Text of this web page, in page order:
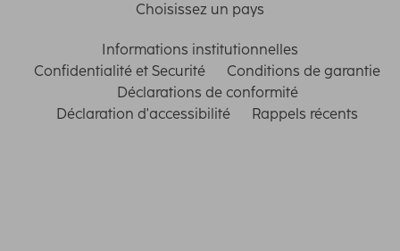
Choisissez un pays
Informations institutionnelles
Confidentialité et Securité
Conditions de garantie
Déclarations de conformité
Déclaration d'accessibilité
Rappels récents